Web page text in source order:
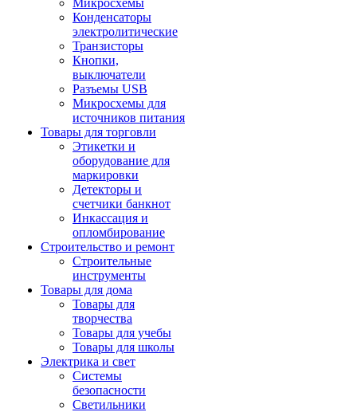
Микросхемы
Конденсаторы
электролитические
Транзисторы
Кнопки,
выключатели
Разъемы USB
Микросхемы для
источников питания
Товары для торговли
Этикетки и
оборудование для
маркировки
Детекторы и
счетчики банкнот
Инкассация и
опломбирование
Строительство и ремонт
Строительные
инструменты
Товары для дома
Товары для
творчества
Товары для учебы
Товары для школы
Электрика и свет
Системы
безопасности
Светильники